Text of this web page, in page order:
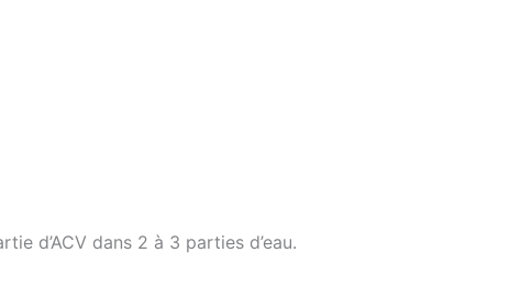
d’ACV dans 2 à 3 parties d’eau.